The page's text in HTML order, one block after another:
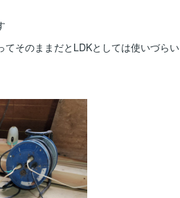
そのままだとLDKとしては使いづらい